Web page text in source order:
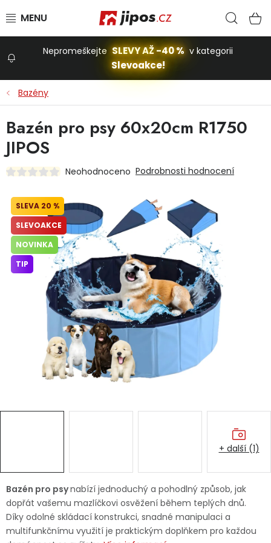
Stavba a dům
Dílna
Domácnost
Dětská hřiště
Autodoplňky
Vánoce
Značky
Nepromeškejte SLEVY AŽ -40 % v kategorii
Slevoakce!
Bazény
Bazén pro psynabízí jednoduchý a pohodlný způsob, jak
dopřát vašemu mazlíčkovi osvěžení během teplých dnů.
Díky odolné skládací konstrukci, snadné manipulaci a
multifunkčnímu využití je praktickým doplňkem pro každou
Bazén pro psy 60x20cm R1750
JIPOS
Neohodnoceno Podrobnosti hodnocení
20 %
SLEVOAKCE
NOVINKA
TIP
+ další (1)